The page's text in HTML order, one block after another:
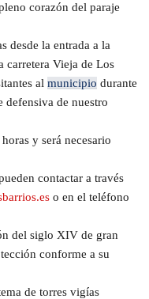
corazón del paraje
desde la entrada a la
carretera Vieja de Los
al municipio durante
defensiva de nuestro
y será necesario
contactar a través
o en el teléfono
del siglo XIV de gran
conforme a su
de torres vigías